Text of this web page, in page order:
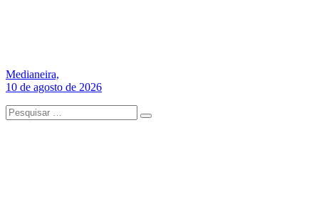
Medianeira,
10 de agosto de 2026